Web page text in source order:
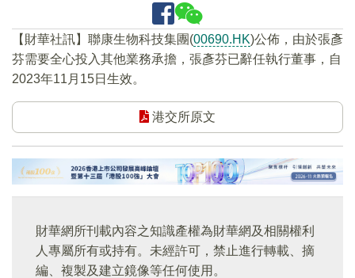
【財華社訊】聯康生物科技集團(00690.HK)公佈，由於張彥
芬需要全心投入其他業務承擔，張彥芬已辭任執行董事，自
2023年11月15日生效。
港交所原文
財華網所刊載內容之知識產權為財華網及相關權利
人專屬所有或持有。未經許可，禁止進行轉載、摘
編、複製及建立鏡像等任何使用。